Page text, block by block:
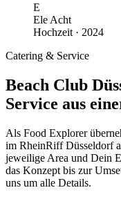
E
Ele Acht
Hochzeit · 2024
Catering & Service
Beach Club
Service aus
Als Food Explorer
im RheinRiff Düsseldorf
jeweilige Area und Dein
das Konzept bis zur
uns um alle Details.